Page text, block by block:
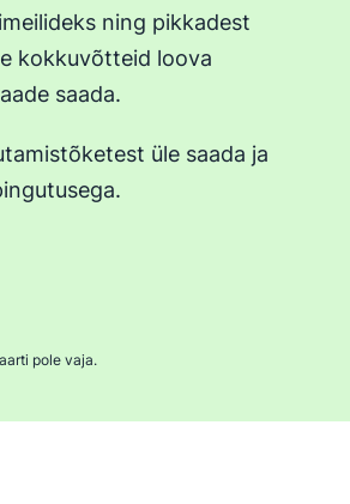
ning pikkadest
kokkuvõtteid loova
saada.
üle saada ja
pole vaja.